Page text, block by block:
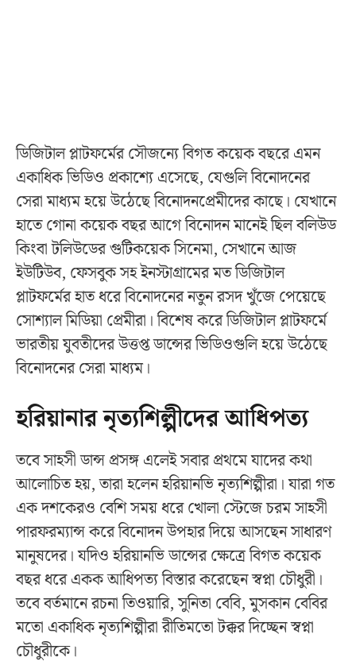
ডিজিটাল প্লাটফর্মের সৌজন্যে বিগত কয়েক বছরে এমন
একাধিক ভিডিও প্রকাশ্যে এসেছে, যেগুলি বিনোদনের
সেরা মাধ্যম হয়ে উঠেছে বিনোদনপ্রেমীদের কাছে। যেখানে
হাতে গোনা কয়েক বছর আগে বিনোদন মানেই ছিল বলিউড
কিংবা টলিউডের গুটিকয়েক সিনেমা, সেখানে আজ
ইউটিউব, ফেসবুক সহ ইনস্টাগ্রামের মত ডিজিটাল
প্লাটফর্মের হাত ধরে বিনোদনের নতুন রসদ খুঁজে পেয়েছে
সোশ্যাল মিডিয়া প্রেমীরা। বিশেষ করে ডিজিটাল প্লাটফর্মে
ভারতীয় যুবতীদের উত্তপ্ত ডান্সের ভিডিওগুলি হয়ে উঠেছে
বিনোদনের সেরা মাধ্যম।
হরিয়ানার নৃত্যশিল্পীদের আধিপত্য
তবে সাহসী ডান্স প্রসঙ্গ এলেই সবার প্রথমে যাদের কথা
আলোচিত হয়, তারা হলেন হরিয়ানভি নৃত্যশিল্পীরা। যারা গত
এক দশকেরও বেশি সময় ধরে খোলা স্টেজে চরম সাহসী
পারফরম্যান্স করে বিনোদন উপহার দিয়ে আসছেন সাধারণ
মানুষদের। যদিও হরিয়ানভি ডান্সের ক্ষেত্রে বিগত কয়েক
বছর ধরে একক আধিপত্য বিস্তার করেছেন স্বপ্না চৌধুরী।
তবে বর্তমানে রচনা তিওয়ারি, সুনিতা বেবি, মুসকান বেবির
মতো একাধিক নৃত্যশিল্পীরা রীতিমতো টক্কর দিচ্ছেন স্বপ্না
চৌধুরীকে।